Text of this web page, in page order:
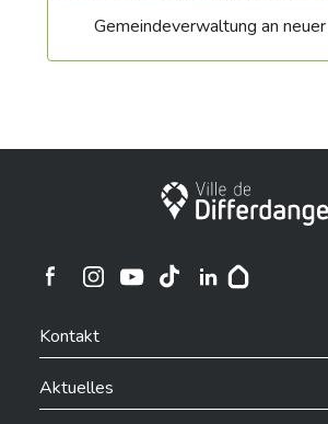
Gemeindeverwaltung an
Stadt Differdingen
Ville de Differdange sur Instagram
Kontakt
Aktuelles